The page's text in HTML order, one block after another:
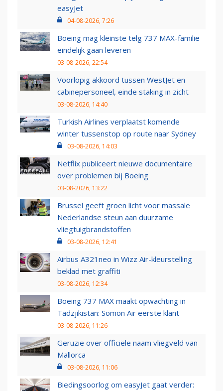
easyJet
04-08-2026, 7:26
Boeing mag kleinste telg 737 MAX-familie
eindelijk gaan leveren
03-08-2026, 22:54
Voorlopig akkoord tussen WestJet en
cabinepersoneel, einde staking in zicht
03-08-2026, 14:40
Turkish Airlines verplaatst komende
winter tussenstop op route naar Sydney
03-08-2026, 14:03
Netflix publiceert nieuwe documentaire
over problemen bij Boeing
03-08-2026, 13:22
Brussel geeft groen licht voor massale
Nederlandse steun aan duurzame
vliegtuigbrandstoffen
03-08-2026, 12:41
Airbus A321neo in Wizz Air-kleurstelling
beklad met graffiti
03-08-2026, 12:34
Boeing 737 MAX maakt opwachting in
Tadzjikistan: Somon Air eerste klant
03-08-2026, 11:26
Geruzie over officiële naam vliegveld van
Mallorca
03-08-2026, 11:06
Biedingsoorlog om easyJet gaat verder: